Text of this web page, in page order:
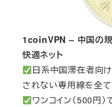
1coinVPN – 中国の
快適ネット
日系中国滞在者向
されない専用線を全
ワンコイン（500円